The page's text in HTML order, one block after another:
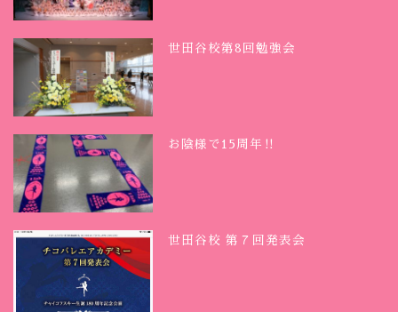
世田谷校第8回勉強会
お陰様で15周年‼︎
世田谷校 第７回発表会